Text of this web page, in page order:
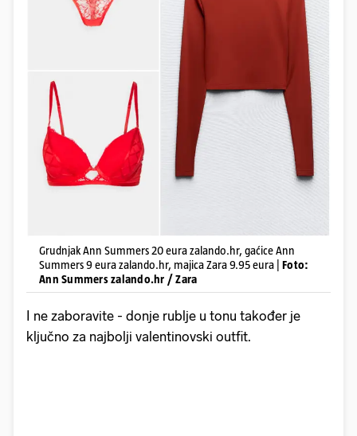
Grudnjak Ann Summers 20 eura zalando.hr, gaćice Ann
Summers 9 eura zalando.hr, majica Zara 9.95 eura | Foto:
Ann Summers zalando.hr / Zara
I ne zaboravite - donje rublje u tonu također je
ključno za najbolji valentinovski outfit.